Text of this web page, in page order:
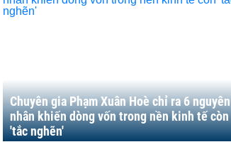
Chuyên gia Phạm Xuân Hoè chỉ ra 6 nguyên
nhân khiến dòng vốn trong nền kinh tế còn
'tắc nghẽn'